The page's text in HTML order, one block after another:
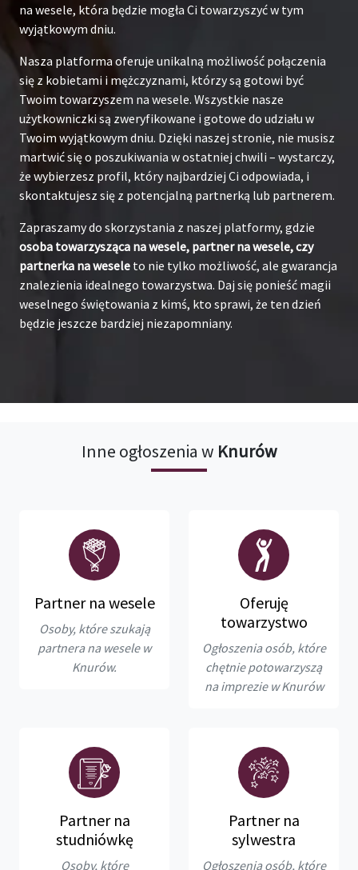
na wesele, która będzie mogła Ci towarzyszyć w tym
wyjątkowym dniu.
Nasza platforma oferuje unikalną możliwość połączenia
się z kobietami i mężczyznami, którzy są gotowi być
Twoim towarzyszem na wesele. Wszystkie nasze
użytkowniczki są zweryfikowane i gotowe do udziału w
Twoim wyjątkowym dniu. Dzięki naszej stronie, nie musisz
martwić się o poszukiwania w ostatniej chwili – wystarczy,
że wybierzesz profil, który najbardziej Ci odpowiada, i
skontaktujesz się z potencjalną partnerką lub partnerem.
Zapraszamy do skorzystania z naszej platformy, gdzie
osoba towarzysząca na wesele, partner na wesele, czy
partnerka na wesele to nie tylko możliwość, ale gwarancja
znalezienia idealnego towarzystwa. Daj się ponieść magii
weselnego świętowania z kimś, kto sprawi, że ten dzień
będzie jeszcze bardziej niezapomniany.
Inne ogłoszenia w Knurów
Partner na wesele
Osoby, które szukają
partnera na wesele w
Knurów.
Oferuję
towarzystwo
Ogłoszenia osób, które
chętnie potowarzyszą
na imprezie w Knurów
Partner na
studniówkę
Osoby, które
Partner na
sylwestra
Ogłoszenia osób, które